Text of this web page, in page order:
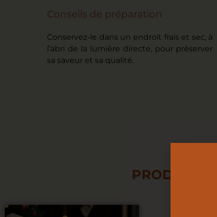
Conseils de préparation
Conservez-le dans un endroit frais et sec, à
l’abri de la lumière directe, pour préserver
sa saveur et sa qualité.
PRODUITS